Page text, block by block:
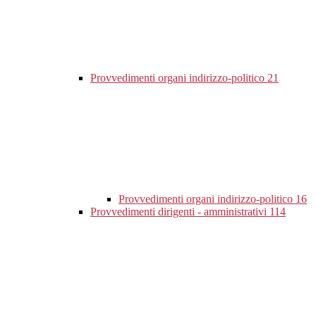
Provvedimenti organi indirizzo-politico 21
Provvedimenti organi indirizzo-politico 16
Provvedimenti dirigenti - amministrativi 114